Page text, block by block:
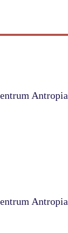
Antropia
Antropia